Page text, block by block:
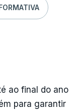
ao final do ano
para garantir